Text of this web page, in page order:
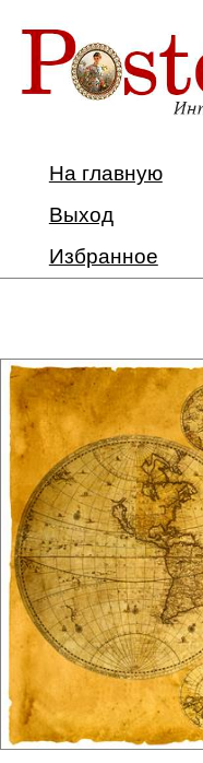
На главную
Выход
Избранное